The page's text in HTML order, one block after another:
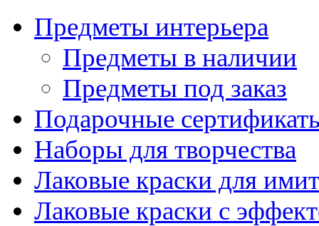
Предметы интерьера
Предметы в наличии
Предметы под заказ
Подарочные
Наборы для творчества
Лаковые краски для
Лаковые краски с